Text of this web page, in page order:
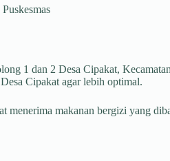
Puskesmas
1 dan 2 Desa Cipakat,
Cipakat agar lebih optimal.
makanan bergizi yang